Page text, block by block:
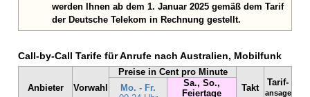
werden Ihnen ab dem 1. Januar 2025 gemäß dem Tarif
der Deutsche Telekom in Rechnung gestellt.
Call-by-Call Tarife für Anrufe nach Australien, Mobilfunk
Anbieter Vorwahl
Preise in Cent pro Minute
Takt
Tarif-
ansage
Mo. - Fr.
Sa., So.,
Feiertage